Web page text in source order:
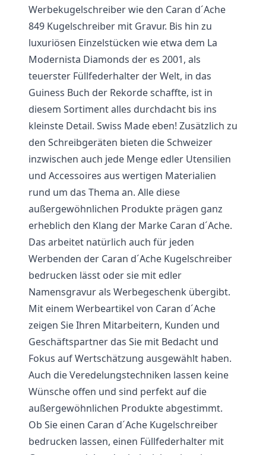
Werbekugelschreiber wie den Caran d´Ache
849 Kugelschreiber mit Gravur. Bis hin zu
luxuriösen Einzelstücken wie etwa dem La
Modernista Diamonds der es 2001, als
teuerster Füllfederhalter der Welt, in das
Guiness Buch der Rekorde schaffte, ist in
diesem Sortiment alles durchdacht bis ins
kleinste Detail. Swiss Made eben! Zusätzlich zu
den Schreibgeräten bieten die Schweizer
inzwischen auch jede Menge edler Utensilien
und Accessoires aus wertigen Materialien
rund um das Thema an. Alle diese
außergewöhnlichen Produkte prägen ganz
erheblich den Klang der Marke Caran d´Ache.
Das arbeitet natürlich auch für jeden
Werbenden der Caran d´Ache Kugelschreiber
bedrucken lässt oder sie mit edler
Namensgravur als Werbegeschenk übergibt.
Mit einem Werbeartikel von Caran d´Ache
zeigen Sie Ihren Mitarbeitern, Kunden und
Geschäftspartner das Sie mit Bedacht und
Fokus auf Wertschätzung ausgewählt haben.
Auch die Veredelungstechniken lassen keine
Wünsche offen und sind perfekt auf die
außergewöhnlichen Produkte abgestimmt.
Ob Sie einen Caran d´Ache Kugelschreiber
bedrucken lassen, einen Füllfederhalter mit